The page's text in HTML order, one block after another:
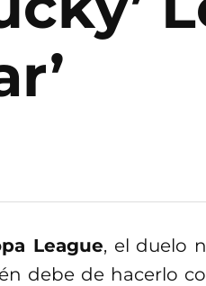
League, el duelo
debe de hacerlo